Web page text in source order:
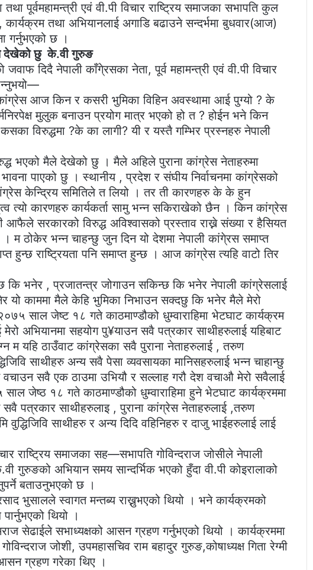
पूर्वमहामन्त्री एवं वी.पी विचार राष्ट्रिय समाजका सभापति कुल
तथा अभियानलाई अगाडि बढाउने सन्दर्भमा बुधवार(आज)
गर्नुभएको छ ।
देखेको छु के.वी गुरुङ
दिदै नेपाली काँगे्रसका नेता, पूर्व महामन्त्री एवं वी.पी विचार
आज किन र कसरी भुमिका विहिन अवस्थामा आई पुग्यो ? के
मुलुक बनाउन प्रयोग मात्र भएको हो त ? होईन भने किन
विरुद्धमा ?के का लागी? यी र यस्तै गम्भिर प्रस्नहरु नेपाली
भएको मैले देखेको छु । मैले अहिले पुराना कांग्रेस नेताहरुमा
पाएको छु । स्थानीय , प्रदेश र संघीय निर्वाचनमा कांग्रेसको
केन्द्रिय समितिले त लियो । तर ती कारणहरु के के हुन
त्यो कारणहरु कार्यकर्ता सामु भन्न सकिराखेको छैन । किन कांग्रेस
आफैले सरकारको विरुद्ध अविश्वासको प्रस्ताव राख्ने संख्या र हैसियत
म ठोकेर भन्न चाहन्छु जुन दिन यो देशमा नेपाली कांगे्रस समाप्त
हुन्छ राष्ट्रियता पनि समाप्त हुन्छ । आज कांग्रेस त्यहि वाटो तिर
कि भनेर , प्रजातन्त्र जोगाउन सकिन्छ कि भनेर नेपाली कांग्रेसलाई
यो काममा मैले केहि भुमिका निभाउन सक्दछु कि भनेर मैले मेरो
साल जेष्ट १८ गते काठमाण्डौको धुम्वाराहिमा भेटघाट कार्यक्रम
अभियानमा सहयोग पु¥याउन सवै पत्रकार साथीहरुलाई यहिबाट
म यहि ठाउँवाट कांग्रेसका सवै पुराना नेताहरुलाई , तरुण
साथीहरु अन्य सवै पेसा व्यवसायका मानिसहरुलाई भन्न चाहान्छु
सवै एक ठाउमा उभियौ र सल्लाह गरौ देश वचाऔ मेरो सवैलाई
जेष्ठ १८ गते काठमाण्डौको धुम्वाराहिमा हुने भेटघाट कार्यक्रममा
सवै पत्रकार साथीहरुलाइ , पुराना कांग्रेस नेताहरुलाई ,तरुण
साथीहरु र अन्य दिदि वहिनिहरु र दाजु भाईहरुलाई लाई
राष्ट्रिय समाजका सह—सभापति गोविन्दराज जोसीले नेपाली
गुरुङको अभियान समय सान्दर्भिक भएको हुँदा वी.पी कोइरालाको
बताउनुभएको छ ।
भुसालले स्वागत मन्तब्य राख्नुभएको थियो । भने कार्यक्रमको
थियो ।
सेढाईले सभाध्यक्षको आसन ग्रहण गर्नुभएको थियो । कार्यक्रममा
जोशी, उपमहासचिव राम बहादुर गुरुङ,कोषाध्यक्ष गिता रेग्मी
ग्रहण गरेका थिए ।